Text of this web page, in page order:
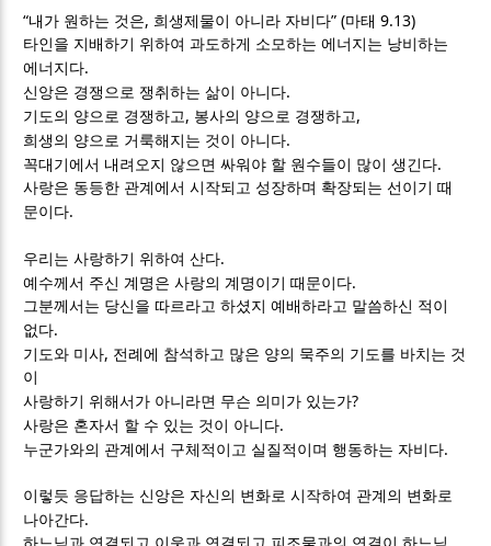
“내가 원하는 것은, 희생제물이 아니라 자비다” (마태9.13)
타인을 지배하기 위하여 과도하게 소모하는 에너지는 낭비하는
에너지다.
신앙은 경쟁으로 쟁취하는 삶이 아니다.
기도의 양으로 경쟁하고 , 봉사의 양으로 경쟁하고 ,
희생의 양으로 거룩해지는 것이 아니다.
꼭대기에서 내려오지 않으면 싸워야 할 원수들이 많이 생긴다.
사랑은 동등한 관계에서 시작되고 성장하며 확장되는 선이기 때
문이다.
우리는 사랑하기 위하여 산다.
예수께서 주신 계명은 사랑의 계명이기 때문이다.
그분께서는 당신을 따르라고 하셨지 예배하라고 말씀하신 적이
없다.
기도와 미사, 전례에 참석하고 많은 양의 묵주의 기도를 바치는 것
이
사랑하기 위해서가 아니라면 무슨 의미가 있는가?
사랑은 혼자서 할 수 있는 것이 아니다.
누군가와의 관계에서 구체적이고 실질적이며 행동하는 자비다.
이렇듯 응답하는 신앙은 자신의 변화로 시작하여 관계의 변화로
나아간다.